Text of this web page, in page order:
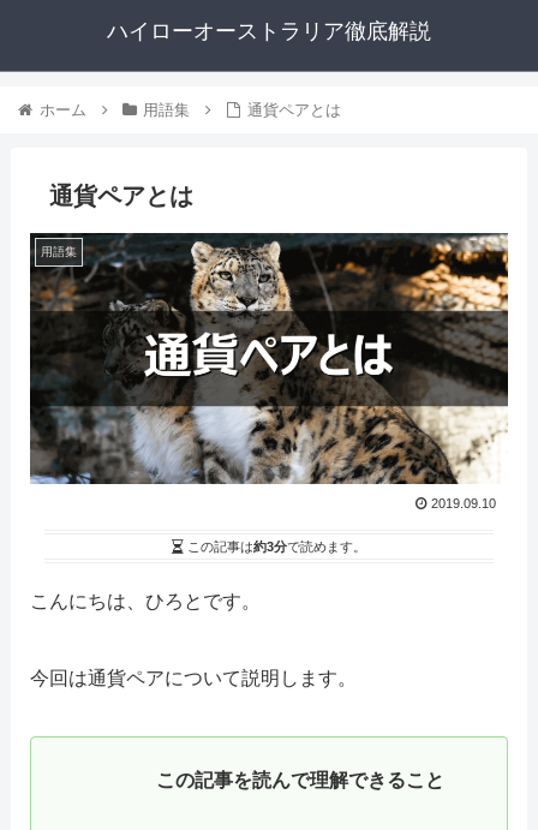
ハイローオーストラリア徹底解説
ホーム 用語集 通貨ペアとは
通貨ペアとは
用語集
2019.09.10
この記事は約3分で読めます。
こんにちは、ひろとです。
今回は通貨ペアについて説明します。
この記事を読んで理解できること